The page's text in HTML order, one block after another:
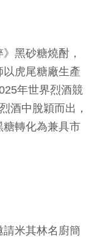
黑砂糖燒酎，
虎尾糖廠生產
年世界烈酒競
酒中脫穎而出，
糖轉化為兼具市
米其林名廚簡